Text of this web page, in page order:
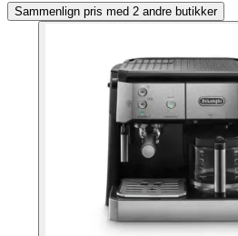
Sammenlign pris med 2 andre butikker